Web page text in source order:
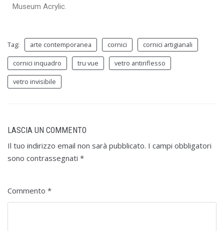
Museum Acrylic.
Tag: arte contemporanea cornici cornici artigianali
cornici inquadro tru vue vetro antiriflesso
vetro invisibile
LASCIA UN COMMENTO
Il tuo indirizzo email non sarà pubblicato. I campi obbligatori
sono contrassegnati *
Commento *